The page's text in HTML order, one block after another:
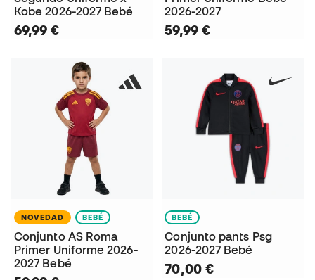
Kobe 2026-2027 Bebé
69,99 €
2026-2027
59,99 €
NOVEDAD BEBÉ
Conjunto AS Roma
Primer Uniforme 2026-
2027 Bebé
BEBÉ
Conjunto pants Psg
2026-2027 Bebé
70,00 €